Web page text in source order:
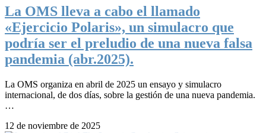
La OMS lleva a cabo el llamado
«Ejercicio Polaris», un simulacro que
podría ser el preludio de una nueva falsa
pandemia (abr.2025).
La OMS organiza en abril de 2025 un ensayo y simulacro
internacional, de dos días, sobre la gestión de una nueva pandemia.
…
12 de noviembre de 2025